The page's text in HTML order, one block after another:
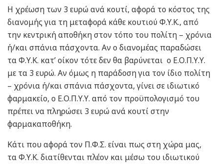
Η χρέωση των 3 ευρώ ανά κουτί, αφορά το κόστος της
διανομής για τη μεταφορά κάθε κουτιού Φ.Υ.Κ., από
την κεντρική αποθήκη στον τόπο του πολίτη – χρόνια
ή/και σπάνια πάσχοντα. Αν ο διανομέας παραδώσει
τα Φ.Υ.Κ. κατ’ οίκον τότε δεν θα βαρύνεται ο Ε.Ο.Π.Υ.Υ.
με τα 3 ευρώ. Αν όμως η παράδοση για τον ίδιο πολίτη
– χρόνια ή/και σπάνια πάσχοντα, γίνει σε ιδιωτικό
φαρμακείο, ο Ε.Ο.Π.Υ.Υ. από τον προϋπολογισμό του
πρέπει να πληρώσει 3 ευρώ ανά κουτί στην
φαρμακαποθήκη.
Κάτι που αφορά τον Π.Φ.Σ. είναι πως στη χώρα μας,
τα Φ.Υ.Κ. διατίθενται πλέον και μέσω του ιδιωτικού